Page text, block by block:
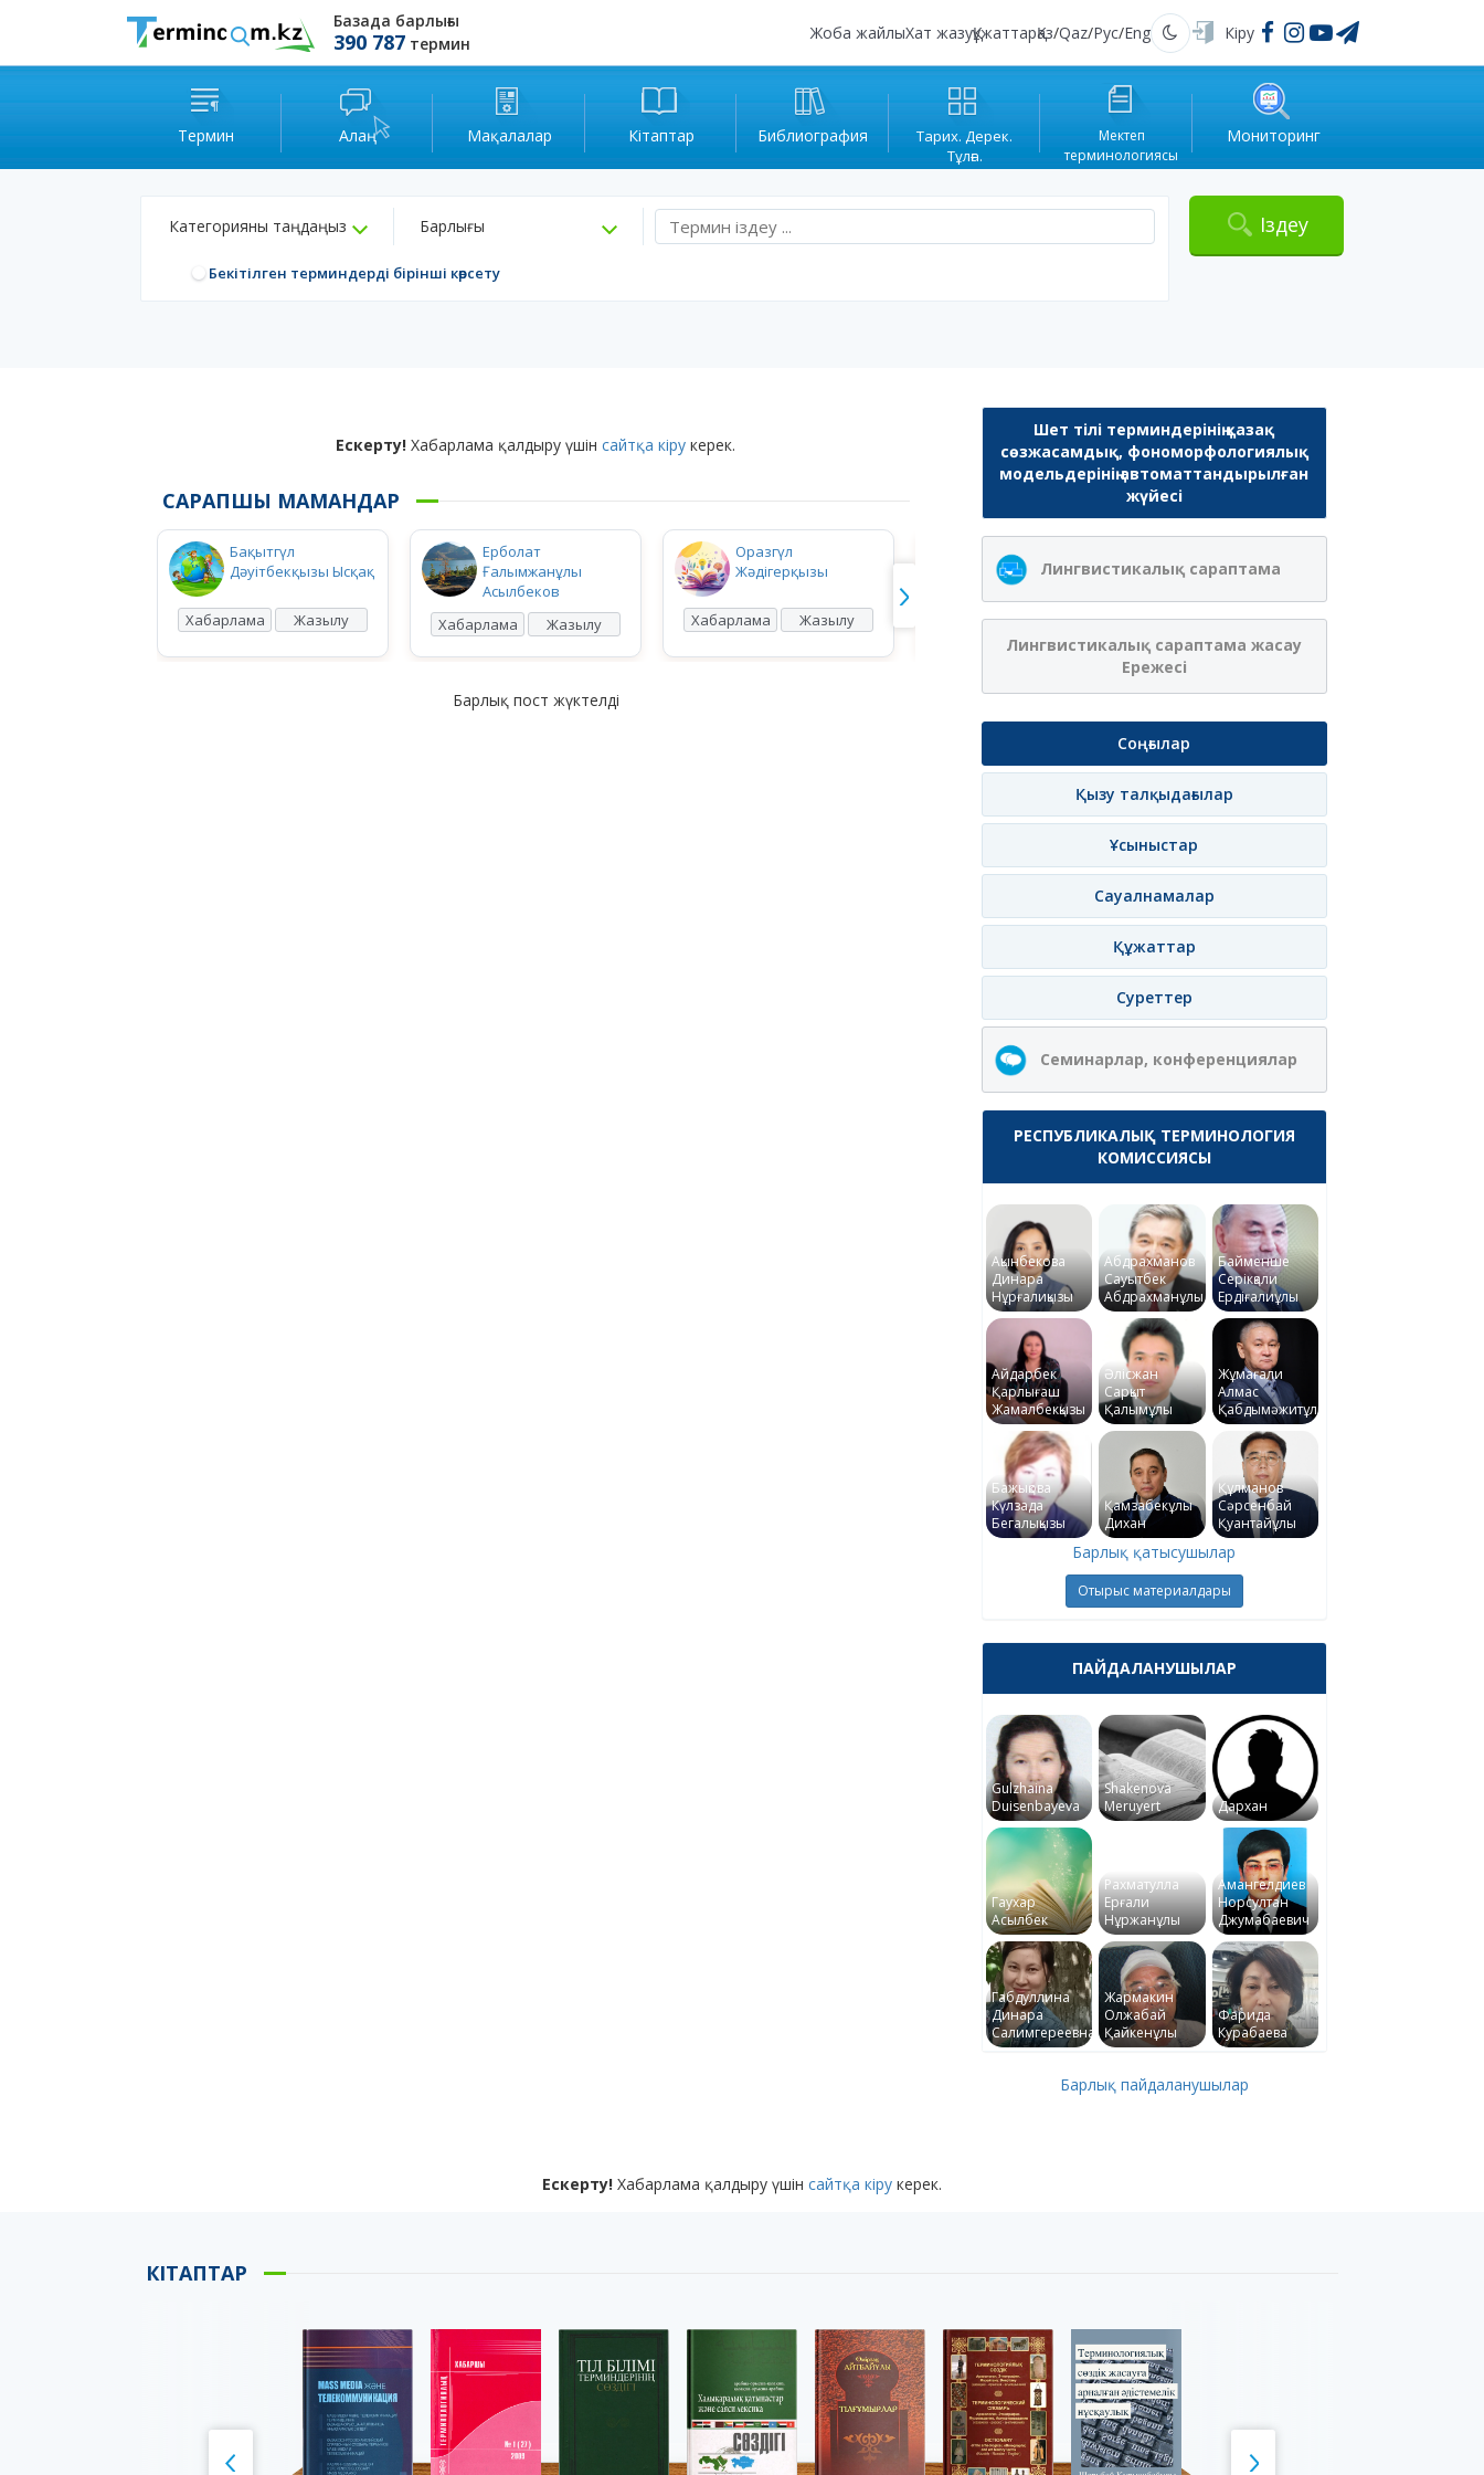
Базада барлығы
390 787 термин
Жоба жайлыХат жазуҚұжаттарҚаз/Qaz/Рус/Eng Қараңғы Кіру
Термин Алаң Мақалалар Кітаптар Библиография
Тарих. Дерек.
Тұлға.
Мектеп
терминологиясы
Мониторинг
Категорияны таңдаңыз Барлығы
Бекітілген терминдерді бірінші көрсету
Іздеу
Ескерту! Хабарлама қалдыру үшінсайтқа кіру керек.
САРАПШЫ МАМАНДАР
Бақытгүл
Дәуітбекқызы Ысқақ
Хабарлама Жазылу
Ерболат
Ғалымжанұлы
Асылбеков
Хабарлама
Жазылу
Оразгүл
Жәдігерқызы
Хабарлама Жазылу
Ақжібек
Нұрланқызы Ахмет
Хабарлама Жазылу
Итеғұлова
Хабарлама Жазылу
Барлық пост жүктелді
Шет тілі терминдерінің қазақ
сөзжасамдық, фономорфологиялық
модельдерінің автоматтандырылған
жүйесі
Лингвистикалық сараптама
Лингвистикалық сараптама жасау
Ережесі
Соңғылар
Қызу талқыдағылар
Ұсыныстар
Сауалнамалар
Құжаттар
Суреттер
Семинарлар, конференциялар
РЕСПУБЛИКАЛЫҚ ТЕРМИНОЛОГИЯ
КОМИССИЯСЫ
Ақынбекова
Динара
Нұрғалиқызы
Абдрахманов
Сауытбек
Абдрахманұлы
Байменше
Серікқали
Ердіғалиұлы
Айдарбек
Қарлығаш
Жамалбекқызы
Әлісжан
Сарқыт
Қалымұлы
Жұмағали
Алмас
Қабдымәжитұлы
Бажықова
Күлзада
Бегалықызы
Қамзабекұлы
Дихан
Құлманов
Сәрсенбай
Қуантайұлы
Барлық қатысушылар
Отырыс материалдары
ПАЙДАЛАНУШЫЛАР
Gulzhaina
Duisenbayeva
Shakenova
Meruyert
Дархан
Гаухар
Асылбек
Рахматулла
Ерғали
Нұржанұлы
Амангелдиев
Норсултан
Джумабаевич
Габдуллина
Динара
Салимгереевна
Жармакин
Олжабай
Қайкенұлы
Фарида
Курабаева
Барлық пайдаланушылар
Ескерту! Хабарлама қалдыру үшін сайтқа кіру керек.
КІТАПТАР